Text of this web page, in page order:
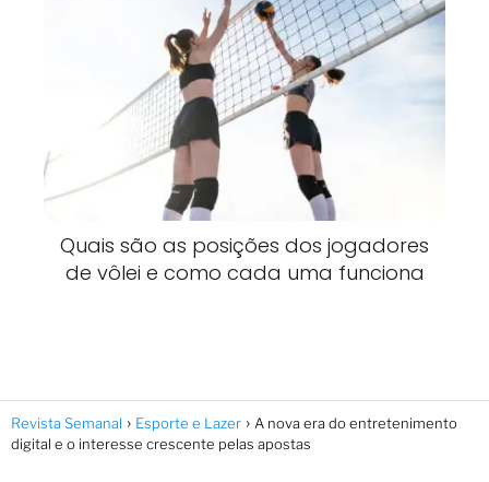
Quais são as posições dos jogadores
de vôlei e como cada uma funciona
Revista Semanal Esporte e Lazer
A nova era do entretenimento
digital e o interesse crescente pelas apostas